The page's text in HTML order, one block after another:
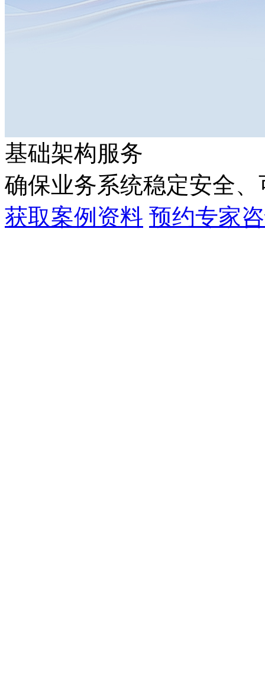
基础架构服务
确保业务系统稳定安全
获取案例资料 预约专家